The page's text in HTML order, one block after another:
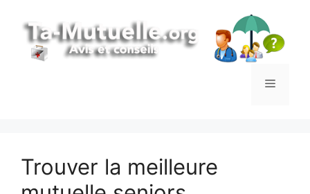
contenu
Menu
Trouver la meilleure